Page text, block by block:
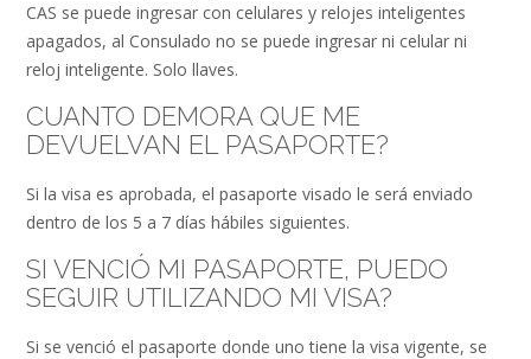
CAS se puede ingresar con celulares y relojes inteligentes
apagados, al Consulado no se puede ingresar ni celular ni
reloj inteligente. Solo llaves.
CUANTO DEMORA QUE ME
DEVUELVAN EL PASAPORTE?
Si la visa es aprobada, el pasaporte visado le será enviado
dentro de los 5 a 7 días hábiles siguientes.
SI VENCIÓ MI PASAPORTE, PUEDO
SEGUIR UTILIZANDO MI VISA?
Si se venció el pasaporte donde uno tiene la visa vigente, se